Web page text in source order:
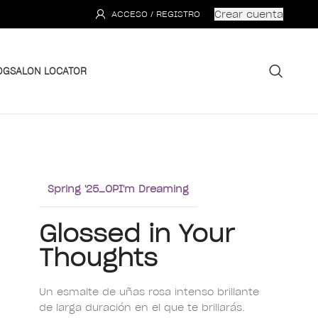
ACCESO / REGISTRO Crear cuenta
SALON LOCATOR
Spring '25_OPI'm Dreaming
Glossed in Your
Thoughts
Un esmalte de uñas rosa intenso brillante
de larga duración en el que te brillarás.